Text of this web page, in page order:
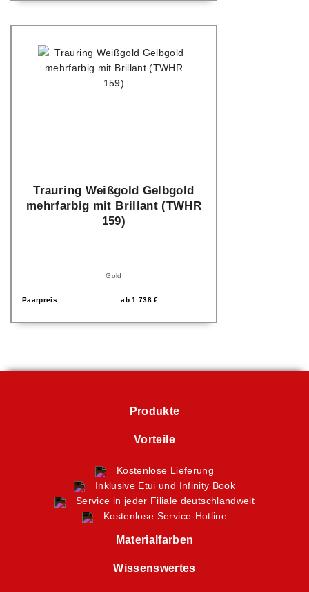
Trauring Weißgold Gelbgold
mehrfarbig mit Brillant (TWHR
159)
Gold
Paarpreis ab1.738€
Produkte
Vorteile
Kostenlose Lieferung
Inklusive Etui und Infinity Book
Service in jeder Filiale deutschlandweit
Kostenlose Service-Hotline
Materialfarben
Wissenswertes